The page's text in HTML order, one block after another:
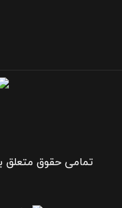
تمامی حقوق متعلق